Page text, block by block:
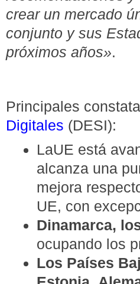
crear un mercado
conjunto y sus
próximos años».
Principales
Digitales (DESI):
LaUE está
alcanza una
mejora
UE, con
Dinamarca,
ocupando los
Los Países